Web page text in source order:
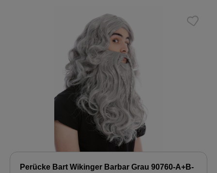
Perücke Bart Wikinger Barbar Grau 90760-A+B-